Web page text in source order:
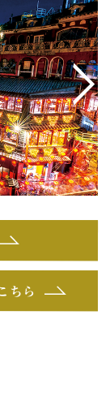
>
ちら